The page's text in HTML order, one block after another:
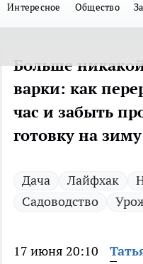
Интересное Общество
Больше
варки: как
час и забыть
готовку на зиму
Дача Лайфхак
Садоводство
17 июня 20:10